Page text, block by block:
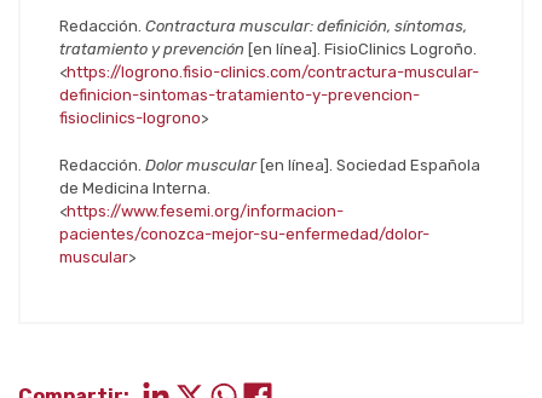
Redacción. Contractura muscular: definición, síntomas,
tratamiento y prevención [en línea]. FisioClinics Logroño.
<https://logrono.fisio-clinics.com/contractura-muscular-
definicion-sintomas-tratamiento-y-prevencion-
fisioclinics-logrono>
Redacción. Dolor muscular[en línea]. Sociedad Española
de Medicina Interna.
<https://www.fesemi.org/informacion-
pacientes/conozca-mejor-su-enfermedad/dolor-
muscular>